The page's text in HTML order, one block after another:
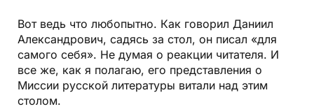
Вот ведь что любопытно. Как говорил Даниил
Александрович, садясь за стол, он писал «для
самого себя». Не думая о реакции читателя. И
все же, как я полагаю, его представления о
Миссии русской литературы витали над этим
столом.